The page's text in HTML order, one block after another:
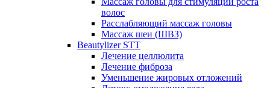
волос
Расслабляющий массаж головы
Массаж шеи (ШВЗ)
Beautylizer STT
Лечение целлюлита
Лечение фиброза
Уменьшение жировых отложений